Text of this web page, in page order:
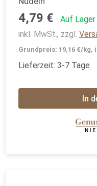
4,79 €
Auf Lager
inkl. MwSt., zzgl.
Grundpreis: 19,16 €/kg,
Lieferzeit: 3-7 Tage
In